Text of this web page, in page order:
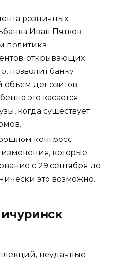
розничных
Иван Пятков
политика
открывающих
позволит банку
объем депозитов
это касается
когда существует
конгресс
которые
с 29 сентября до
это возможно.
неудачные